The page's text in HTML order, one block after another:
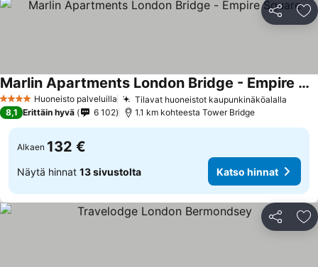
Jaa
4 TähtiluokitusHuoneisto palveluilla Tilavat huoneistot kaupunkinäköalalla
Marlin Apartments London Bridge - Empire Square
8,1 Erittäin hyvä 6 102 1.1 km kohteesta Tower Bridge
Alkaen 132 €
Näytä hinnat 13 sivustolta Katso hinnat
Jaa